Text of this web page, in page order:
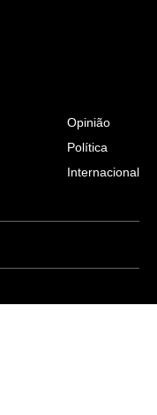
Opinião
Política
Internacional